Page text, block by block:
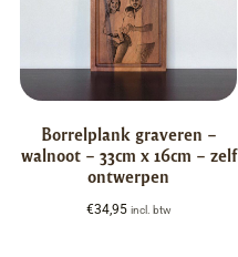
Borrelplank graveren –
walnoot – 33cm x 16cm – zelf
ontwerpen
€34,95 incl. btw